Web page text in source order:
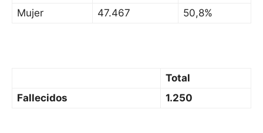
Mujer
47.467 50,8%
Total
Fallecidos
1.250